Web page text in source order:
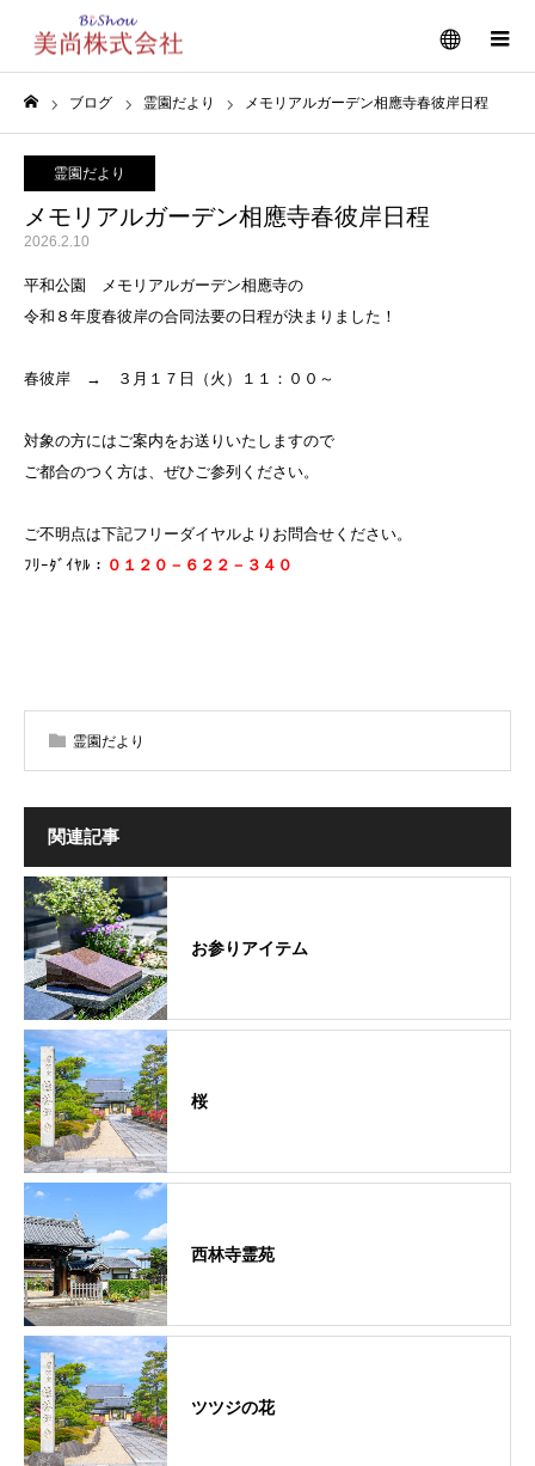
メニュー
ブログ 霊園だより メモリアルガーデン相應寺春彼岸日程
霊園だより
メモリアルガーデン相應寺春彼岸日程
2026.2.10
平和公園 メモリアルガーデン相應寺の
令和８年度春彼岸の合同法要の日程が決まりました！
春彼岸 → ３月１７日（火）１１：００～
対象の方にはご案内をお送りいたしますので
ご都合のつく方は、ぜひご参列ください。
ご不明点は下記フリーダイヤルよりお問合せください。
ﾌﾘｰﾀﾞｲﾔﾙ： ０１２０－６２２－３４０
霊園だより
関連記事
お参りアイテム
桜
西林寺霊苑
ツツジの花